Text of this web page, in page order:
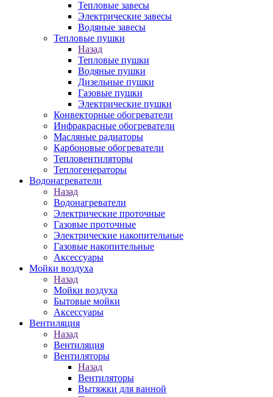
Тепловые завесы
Электрические завесы
Водяные завесы
Тепловые пушки
Назад
Тепловые пушки
Водяные пушки
Дизельные пушки
Газовые пушки
Электрические пушки
Конвекторные обогреватели
Инфракрасные обогреватели
Масляные радиаторы
Карбоновые обогреватели
Тепловентиляторы
Теплогенераторы
Водонагреватели
Назад
Водонагреватели
Электрические проточные
Газовые проточные
Электрические накопительные
Газовые накопительные
Аксессуары
Мойки воздуха
Назад
Мойки воздуха
Бытовые мойки
Аксессуары
Вентиляция
Назад
Вентиляция
Вентиляторы
Назад
Вентиляторы
Вытяжки для ванной